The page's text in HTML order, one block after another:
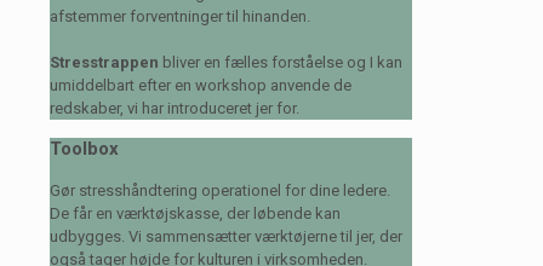
afstemmer forventninger til hinanden.
Stresstrappen bliver en fælles forståelse og I kan
umiddelbart efter en workshop anvende de
redskaber, vi har introduceret jer for.
Toolbox
Gør stresshåndtering operationel for dine ledere.
De får en værktøjskasse, der løbende kan
udbygges. Vi sammensætter værktøjerne til jer, der
også tager højde for kulturen i virksomheden.